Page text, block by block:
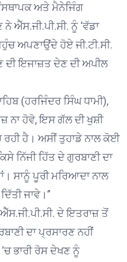
ਅਤੇ ਮੈਨੇਜਿੰਗ
ਐੱਸ.ਜੀ.ਪੀ.ਸੀ. ਨੂੰ ‘ਵੱਡਾ
ਅਪਣਾਉਂਦੇ ਹੋਏ ਜੀ.ਟੀ.ਸੀ.
ਦੀ ਇਜਾਜ਼ਤ ਦੇਣ ਦੀ ਅਪੀਲ
(ਹਰਜਿੰਦਰ ਸਿੰਘ ਧਾਮੀ),
ਨਾ ਹੋਵੋ, ਇਸ ਗੱਲ ਦੀ ਖੁਸ਼ੀ
ਹੈ। ਅਸੀਂ ਤੁਹਾਡੇ ਨਾਲ ਕੋਈ
ਨਿੱਜੀ ਹਿੱਤ ਦੇ ਗੁਰਬਾਣੀ ਦਾ
ਸਾਨੂੰ ਪੂਰੀ ਮਰਿਆਦਾ ਨਾਲ
ਜਾਵੇ।”
ਦੇ ਇਤਰਾਜ਼ ਤੋਂ
ਦਾ ਪ੍ਰਸਾਰਣ ਨਹੀਂ
ਭਾਰੀ ਰੋਸ ਦੇਖਣ ਨੂੰ